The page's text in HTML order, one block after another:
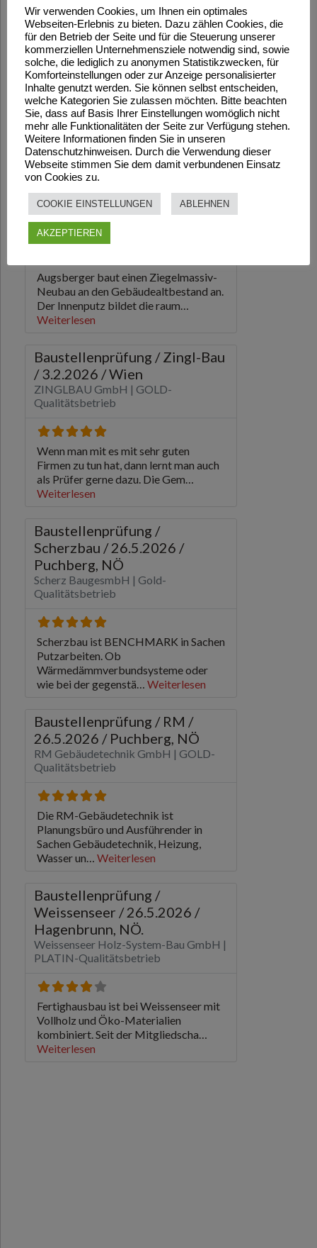
Wir verwenden Cookies, um Ihnen ein optimales
Webseiten-Erlebnis zu bieten. Dazu zählen Cookies, die
für den Betrieb der Seite und für die Steuerung unserer
kommerziellen Unternehmensziele notwendig sind, sowie
solche, die lediglich zu anonymen Statistikzwecken, für
Komforteinstellungen oder zur Anzeige personalisierter
Inhalte genutzt werden. Sie können selbst entscheiden,
welche Kategorien Sie zulassen möchten. Bitte beachten
Sie, dass auf Basis Ihrer Einstellungen womöglich nicht
mehr alle Funktionalitäten der Seite zur Verfügung stehen.
Weitere Informationen finden Sie in unseren
Datenschutzhinweisen. Durch die Verwendung dieser
Webseite stimmen Sie dem damit verbundenen Einsatz
von Cookies zu.
COOKIE EINSTELLUNGEN ABLEHNEN
AKZEPTIEREN